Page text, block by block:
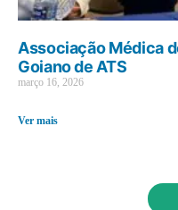
Associação Médica
Goiano de ATS
março 16, 2026
Ver mais